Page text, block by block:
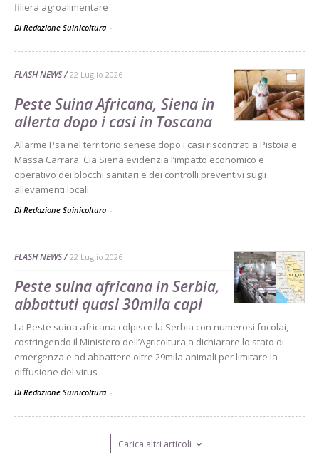
filiera agroalimentare
Di Redazione Suinicoltura -
FLASH NEWS 22 Luglio 2026
Peste Suina Africana, Siena in
allerta dopo i casi in Toscana
Allarme Psa nel territorio senese dopo i casi riscontrati a Pistoia e
Massa Carrara. Cia Siena evidenzia l’impatto economico e
operativo dei blocchi sanitari e dei controlli preventivi sugli
allevamenti locali
Di Redazione Suinicoltura -
FLASH NEWS 22 Luglio 2026
Peste suina africana in Serbia,
abbattuti quasi 30mila capi
La Peste suina africana colpisce la Serbia con numerosi focolai,
costringendo il Ministero dell’Agricoltura a dichiarare lo stato di
emergenza e ad abbattere oltre 29mila animali per limitare la
diffusione del virus
Di Redazione Suinicoltura -
Carica altri articoli